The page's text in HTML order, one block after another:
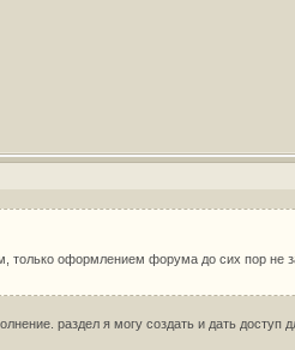
только оформлением форума до сих пор не
раздел я могу создать и дать доступ